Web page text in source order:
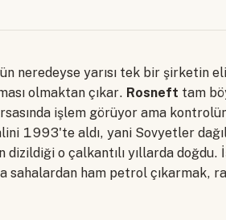
neredeyse yarısı tek bir şirketin
olmaktan çıkar. Rosneft tam
işlem görüyor ama
1993'te aldı, yani Sovyetler
dizildiği o çalkantılı yıllarda doğdu.
sahalardan ham petrol çıkarmak,